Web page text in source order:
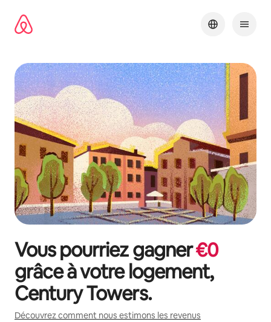
directement
Vous pourriez gagner€0
grâce à votre logement,
Century Towers.
Découvrez comment nous estimons les revenus